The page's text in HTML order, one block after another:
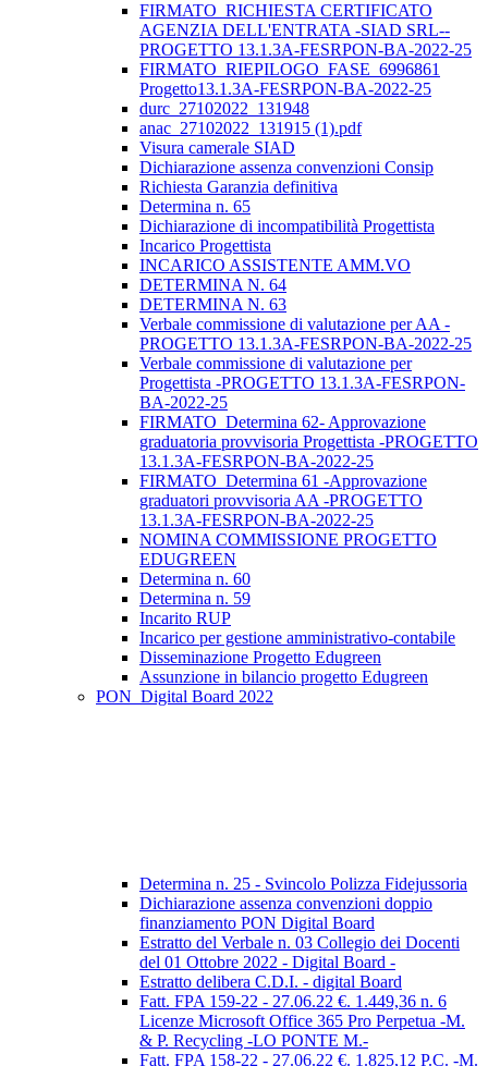
FIRMATO_RICHIESTA CERTIFICATO
AGENZIA DELL'ENTRATA -SIAD SRL--
PROGETTO 13.1.3A-FESRPON-BA-2022-25
FIRMATO_RIEPILOGO_FASE_6996861
Progetto13.1.3A-FESRPON-BA-2022-25
durc_27102022_131948
anac_27102022_131915 (1).pdf
Visura camerale SIAD
Dichiarazione assenza convenzioni Consip
Richiesta Garanzia definitiva
Determina n. 65
Dichiarazione di incompatibilità Progettista
Incarico Progettista
INCARICO ASSISTENTE AMM.VO
DETERMINA N. 64
DETERMINA N. 63
Verbale commissione di valutazione per AA -
PROGETTO 13.1.3A-FESRPON-BA-2022-25
Verbale commissione di valutazione per
Progettista -PROGETTO 13.1.3A-FESRPON-
BA-2022-25
FIRMATO_Determina 62- Approvazione
graduatoria provvisoria Progettista -PROGETTO
13.1.3A-FESRPON-BA-2022-25
FIRMATO_Determina 61 -Approvazione
graduatori provvisoria AA -PROGETTO
13.1.3A-FESRPON-BA-2022-25
NOMINA COMMISSIONE PROGETTO
EDUGREEN
Determina n. 60
Determina n. 59
Incarito RUP
Incarico per gestione amministrativo-contabile
Disseminazione Progetto Edugreen
Assunzione in bilancio progetto Edugreen
PON_Digital Board 2022
Determina n. 25 - Svincolo Polizza Fidejussoria
Dichiarazione assenza convenzioni doppio
finanziamento PON Digital Board
Estratto del Verbale n. 03 Collegio dei Docenti
del 01 Ottobre 2022 - Digital Board -
Estratto delibera C.D.I. - digital Board
Fatt. FPA 159-22 - 27.06.22 €. 1.449,36 n. 6
Licenze Microsoft Office 365 Pro Perpetua -M.
& P. Recycling -LO PONTE M.-
Fatt. FPA 158-22 - 27.06.22 €. 1.825,12 P.C. -M.